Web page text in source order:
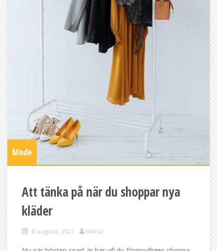
Mode
Att tänka på när du shoppar nya
kläder
8 augusti, 2021 Maria